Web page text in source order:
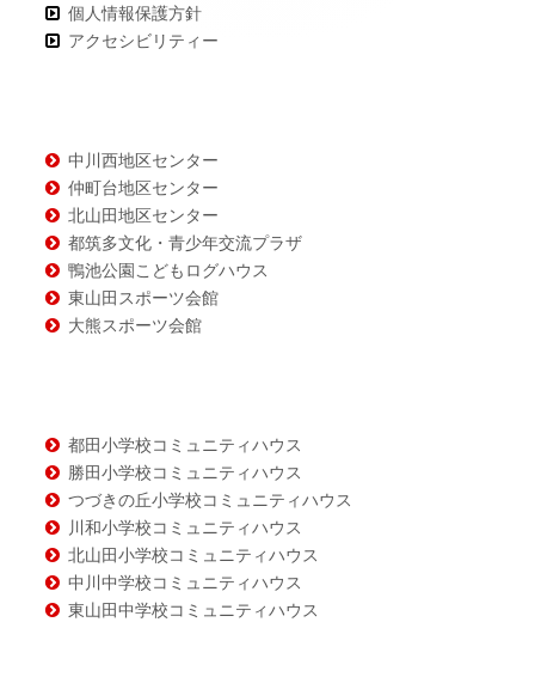
ン
ツ
個人情報保護方針
アクセシビリティー
中川西地区センター
仲町台地区センター
北山田地区センター
都筑多文化・青少年交流プラザ
鴨池公園こどもログハウス
東山田スポーツ会館
大熊スポーツ会館
都田小学校コミュニティハウス
勝田小学校コミュニティハウス
つづきの丘小学校コミュニティハウス
川和小学校コミュニティハウス
北山田小学校コミュニティハウス
中川中学校コミュニティハウス
東山田中学校コミュニティハウス